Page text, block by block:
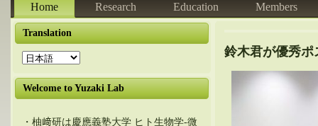
Home Research Education Members
Translation
Welcome to Yuzaki Lab
・柚﨑研は慶應義塾大学 ヒト生物学-微
鈴木君が優秀